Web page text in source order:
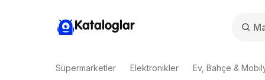
Kataloglar
Süpermarketler Elektronikler Ev, Bahçe &